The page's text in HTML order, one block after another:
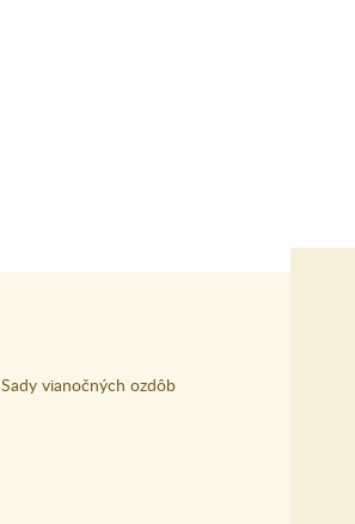
Sady vianočných ozdôb